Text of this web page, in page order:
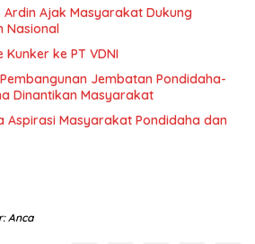
Ardin Ajak Masyarakat Dukung
Nasional
Kunker ke PT VDNI
Jembatan Pondidaha-
Dinantikan Masyarakat
Aspirasi Masyarakat Pondidaha dan
Anca